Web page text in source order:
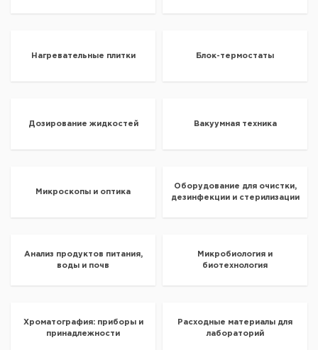
Нагревательные плитки Блок-термостаты
Дозирование жидкостей Вакуумная техника
Микроскопы и оптика
Оборудование для очистки,
дезинфекции и стерилизации
Анализ продуктов питания,
воды и почв
Микробиология и
биотехнология
Хроматография: приборы и
принадлежности
Расходные материалы для
лабораторий